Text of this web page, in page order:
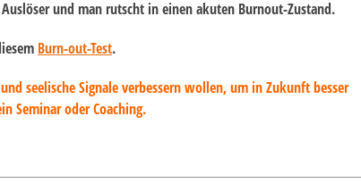
und man rutscht in einen akuten Burnout-Zustand.
Burn-out-Test.
seelische Signale verbessern wollen, um in Zukunft besser
Seminar oder Coaching.